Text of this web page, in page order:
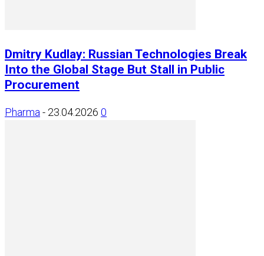
Dmitry Kudlay: Russian Technologies Break
Into the Global Stage But Stall in Public
Procurement
Pharma - 23.04.2026 0